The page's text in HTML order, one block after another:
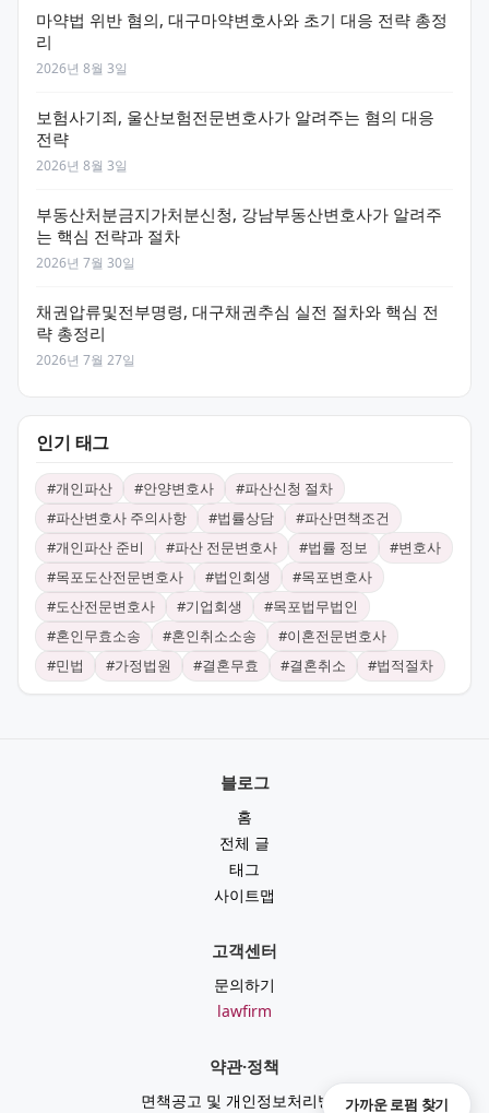
마약법 위반 혐의, 대구마약변호사와 초기 대응 전략 총정
리
2026년 8월 3일
보험사기죄, 울산보험전문변호사가 알려주는 혐의 대응
전략
2026년 8월 3일
부동산처분금지가처분신청, 강남부동산변호사가 알려주
는 핵심 전략과 절차
2026년 7월 30일
채권압류및전부명령, 대구채권추심 실전 절차와 핵심 전
략 총정리
2026년 7월 27일
인기 태그
#개인파산 #안양변호사 #파산신청 절차
#파산변호사 주의사항 #법률상담 #파산면책조건
#개인파산 준비 #파산 전문변호사 #법률 정보 #변호사
#목포도산전문변호사 #법인회생 #목포변호사
#도산전문변호사 #기업회생 #목포법무법인
#혼인무효소송 #혼인취소소송 #이혼전문변호사
#민법 #가정법원 #결혼무효 #결혼취소 #법적절차
블로그
홈
전체 글
태그
사이트맵
고객센터
문의하기
lawfirm
약관·정책
면책공고 및 개인정보처리방침가까운 로펌 찾기